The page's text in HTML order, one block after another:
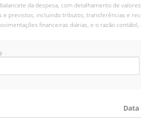
da despesa, com detalhamento de
previstos, incluindo tributos, transferências e
financeiras diárias, e o razão
Data